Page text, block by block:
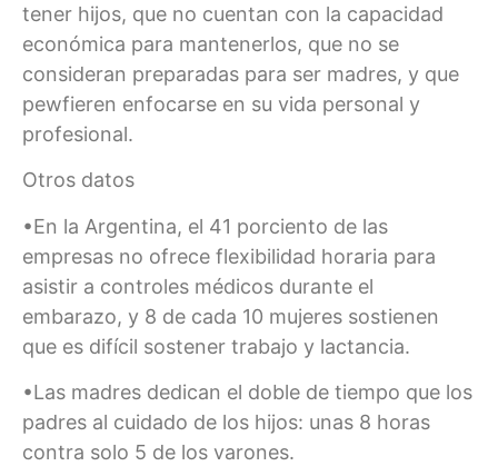
tener hijos, que no cuentan con la capacidad
económica para mantenerlos, que no se
consideran preparadas para ser madres, y que
pewfieren enfocarse en su vida personal y
profesional.
Otros datos
•En la Argentina, el 41 porciento de las
empresas no ofrece flexibilidad horaria para
asistir a controles médicos durante el
embarazo, y 8 de cada 10 mujeres sostienen
que es difícil sostener trabajo y lactancia.
•Las madres dedican el doble de tiempo que los
padres al cuidado de los hijos: unas 8 horas
contra solo 5 de los varones.